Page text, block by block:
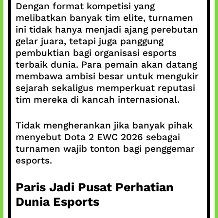
Dengan format kompetisi yang
melibatkan banyak tim elite, turnamen
ini tidak hanya menjadi ajang perebutan
gelar juara, tetapi juga panggung
pembuktian bagi organisasi esports
terbaik dunia. Para pemain akan datang
membawa ambisi besar untuk mengukir
sejarah sekaligus memperkuat reputasi
tim mereka di kancah internasional.
Tidak mengherankan jika banyak pihak
menyebut Dota 2 EWC 2026 sebagai
turnamen wajib tonton bagi penggemar
esports.
Paris Jadi Pusat Perhatian
Dunia Esports